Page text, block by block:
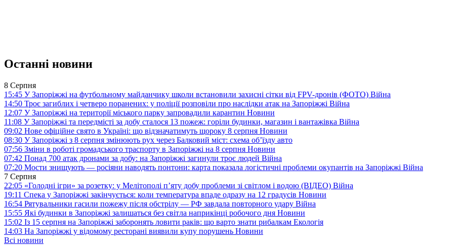
Останні новини
8 Серпня
15:45 У Запоріжжі на футбольному майданчику школи встановили захисні сітки від FPV-дронів (ФОТО) Війна
14:50 Троє загиблих і четверо поранених: у поліції розповіли про наслідки атак на Запоріжжі Війна
12:07 У Запоріжжі на території міського парку запровадили карантин Новини
11:08 У Запоріжжі та передмісті за добу сталося 13 пожеж: горіли будинки, магазин і вантажівка Війна
09:02 Нове офіційне свято в Україні: що відзначатимуть щороку 8 серпня Новини
08:30 У Запоріжжі з 8 серпня змінюють рух через Балковий міст: схема об’їзду авто
07:56 Зміни в роботі громадського траспорту в Запоріжжі на 8 серпня Новини
07:42 Понад 700 атак дронами за добу: на Запоріжжі загинули троє людей Війна
07:20 Мости знищують — росіяни наводять понтони: карта показала логістичні проблеми окупантів на Запоріжжі Війна
7 Серпня
22:05 «Голодні ігри» за розетку: у Мелітополі п’яту добу проблеми зі світлом і водою (ВІДЕО) Війна
19:11 Спека у Запоріжжі закінчується: коли температура впаде одразу на 12 градусів Новини
16:54 Рятувальники гасили пожежу після обстрілу — РФ завдала повторного удару Війна
15:55 Які будинки в Запоріжжі залишаться без світла наприкінці робочого дня Новини
15:02 Із 15 серпня на Запоріжжі заборонять ловити раків: що варто знати рибалкам Екологія
14:03 На Запоріжжі у відомому ресторані виявили купу порушень Новини
Всі новини